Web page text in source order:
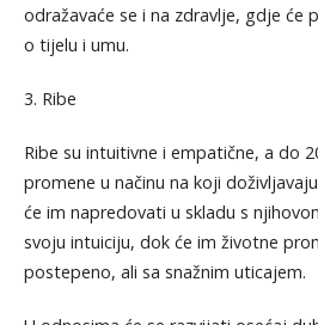
odražavaće se i na zdravlje, gdje će
o tijelu i umu.
3. Ribe
Ribe su intuitivne i empatične, a do
promene u načinu na koji
će im napredovati u skladu s
svoju intuiciju, dok će im životne
postepeno, ali sa snažnim uticajem.